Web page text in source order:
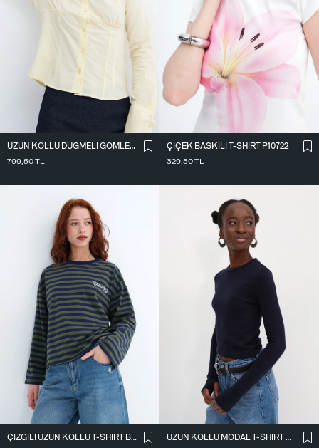
UZUN KOLLU DÜĞMELI GÖMLEK G18024
799,50TL
ÇIÇEK BASKILI T-SHIRT P10722
329,50TL
ÇIZGILI UZUN KOLLU T-SHIRT B10644
UZUN KOLLU MODAL T-SHIRT P4420